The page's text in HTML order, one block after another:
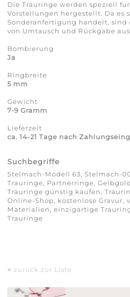
Die Trauringe werden speziell
Vorstellungen hergestellt. Da es
Sonderanfertigung handelt, sind
von Umtausch und Rückgabe
Bombierung
Ja
Ringbreite
5 mm
Gewicht
7-9 Gramm
Lieferzeit
ca. 14-21 Tage nach
Suchbegriffe
Stelmach-Modell 63, Stelmach-
Trauringe, Partnerringe,
Trauringe günstig kaufen,
Online-Shop, kostenlose Gravur,
Materialien, einzigartige
Trauringe
< zurück zur Liste